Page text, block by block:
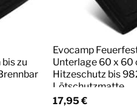
zu
Evocamp
Unterlage 60 x 60
Hitzeschutz bis
Lötschutzmatte
17,95 €